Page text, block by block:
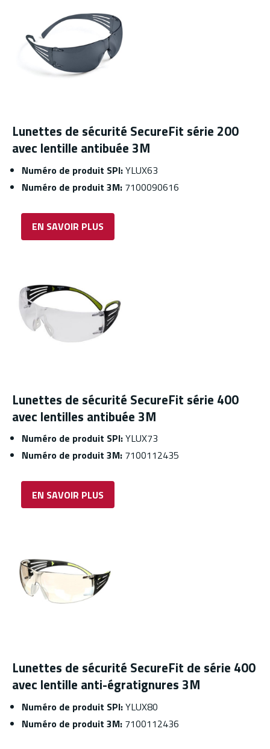
Lunettes de sécurité SecureFit série 200
avec lentille antibuée 3M
Numéro de produit SPI:YLUX63
Numéro de produit 3M: 7100090616
EN SAVOIR PLUS
Lunettes de sécurité SecureFit série 400
avec lentilles antibuée 3M
Numéro de produit SPI:YLUX73
Numéro de produit 3M: 7100112435
EN SAVOIR PLUS
Lunettes de sécurité SecureFit de série 400
avec lentille anti-égratignures 3M
Numéro de produit SPI:YLUX80
Numéro de produit 3M: 7100112436